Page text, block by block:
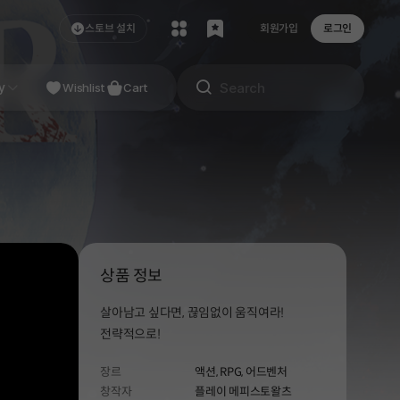
스토브 설치 회원가입 로그인
Studio
Wishlist Cart
상품 정보
살아남고 싶다면, 끊임없이 움직여라!
전략적으로!
장르 액션,RPG, 어드벤처
창작자
플레이 메피스토왈츠